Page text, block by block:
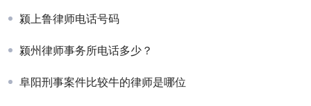
颍上鲁律师电话号码
颍州律师事务所电话多少？
阜阳刑事案件比较牛的律师是哪位